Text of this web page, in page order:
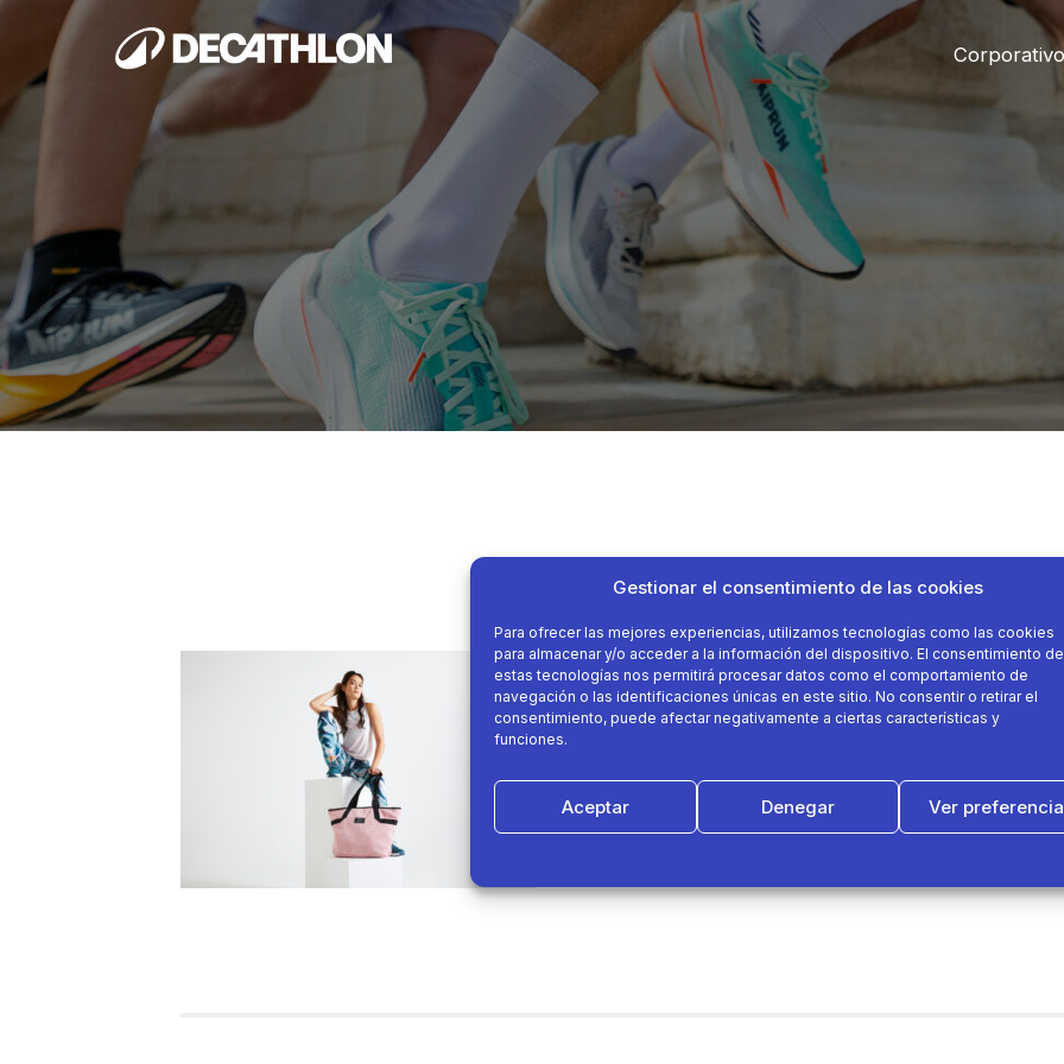
Gestionar el consentimiento de las cookies
Para ofrecer las mejores experiencias, utilizamos tecnologías como las cookies
para almacenar y/o acceder a la información del dispositivo. El consentimiento de
estas tecnologías nos permitirá procesar datos como el comportamiento de
navegación o las identificaciones únicas en este sitio. No consentir o retirar el
consentimiento, puede afectar negativamente a ciertas características y
funciones.
Aceptar Denegar Ver
Corporativo